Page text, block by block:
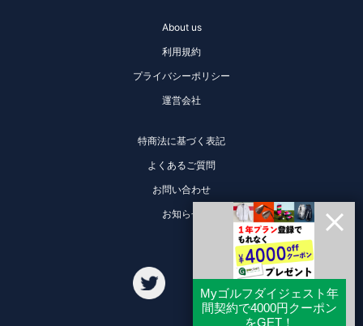
About us
利用規約
プライバシーポリシー
運営会社
特商法に基づく表記
よくあるご質問
お問い合わせ
お知らせ